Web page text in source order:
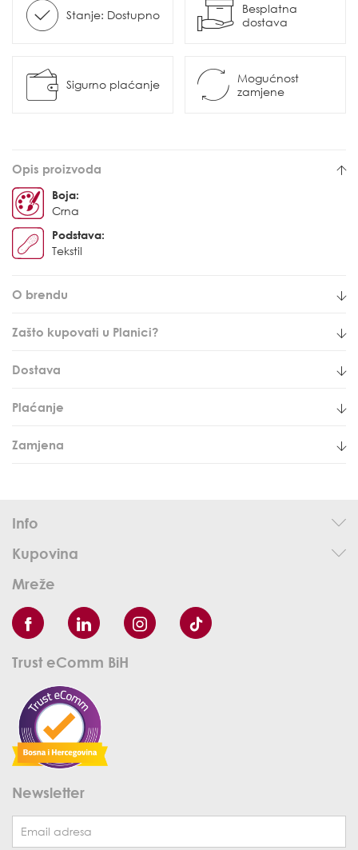
Stanje: Dostupno
Besplatna
dostava
Sigurno plaćanje
Mogućnost
zamjene
Opis proizvoda
Boja:
Crna
Podstava:
Tekstil
O brendu
Zašto kupovati u Planici?
Dostava
Plaćanje
Zamjena
Info
Kupovina
Mreže
Trust eComm BiH
Newsletter